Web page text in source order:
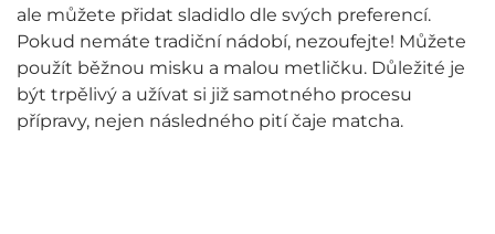
ale můžete přidat sladidlo dle svých preferencí.
Pokud nemáte tradiční nádobí, nezoufejte! Můžete
použít běžnou misku a malou metličku. Důležité je
být trpělivý a užívat si již samotného procesu
přípravy, nejen následného pití čaje matcha.